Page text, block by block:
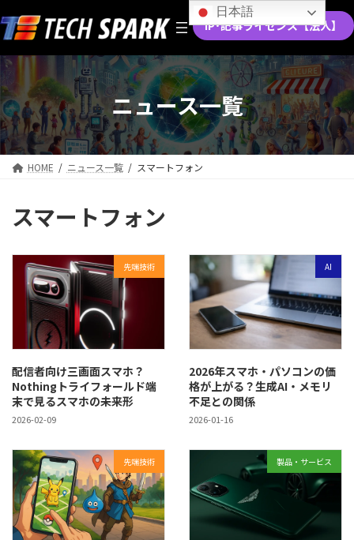
ン
テ
ン
ツ
へ
ス
キ
ッ
プ
ビ
ゲ
ー
シ
ョ
ン
に
移
動
IP･記事ライセンス【法人】
ニュース一覧
HOME ニュース一覧 スマートフォン
スマートフォン
先端技術
配信者向け三画面スマホ？
Nothingトライフォールド端
末で見るスマホの未来形
2026-02-09
AI
2026年スマホ・パソコンの価
格が上がる？生成AI・メモリ
不足との関係
2026-01-16
先端技術 製品・サービス
日本語